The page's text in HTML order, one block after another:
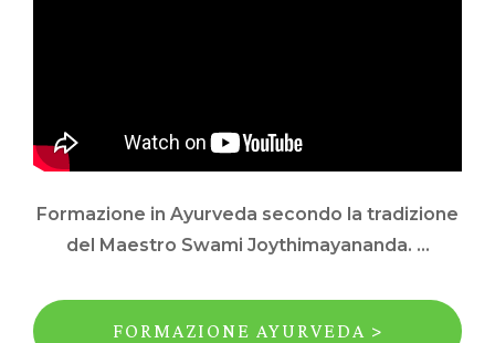
Formazione in Ayurveda secondo la tradizione
del Maestro Swami Joythimayananda. ...
FORMAZIONE AYURVEDA >